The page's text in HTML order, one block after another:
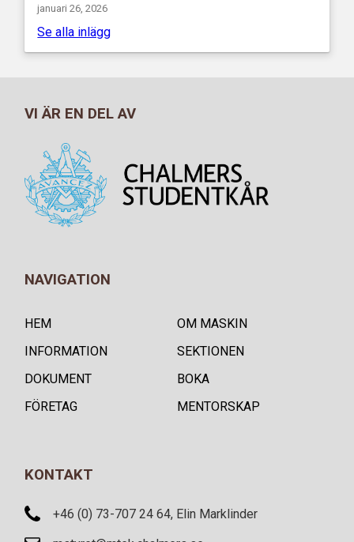
januari 26, 2026
Se alla inlägg
VI ÄR EN DEL AV
NAVIGATION
HEM
OM MASKIN
INFORMATION
SEKTIONEN
DOKUMENT
BOKA
FÖRETAG
MENTORSKAP
KONTAKT
+46 (0) 73-707 24 64, Elin Marklinder